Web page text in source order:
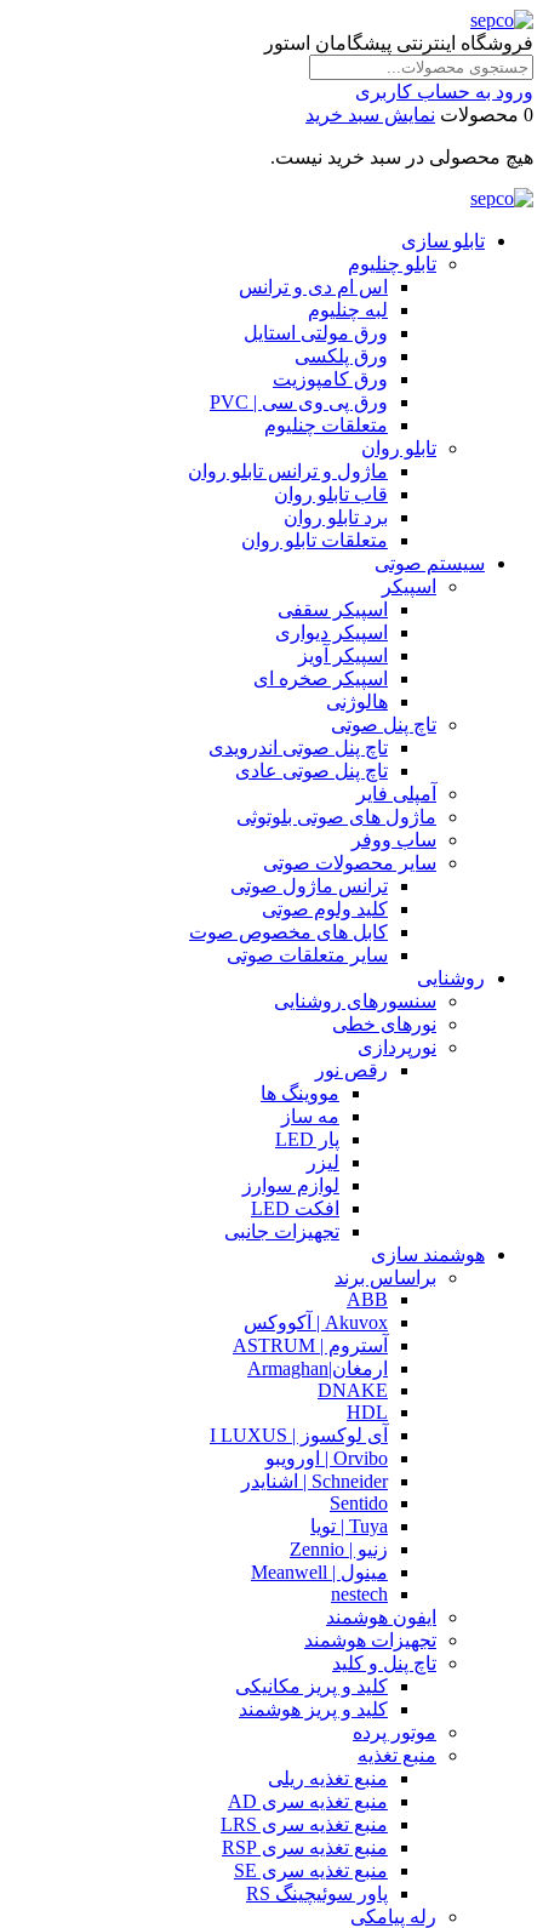
فروشگاه اینترنتی پیشگامان استور
ورود به حساب کاربری
0 محصولات
نمایش سبد خرید
هیچ محصولی در سبد خرید نیست.
تابلو سازی
تابلو چنلیوم
اس ام دی و ترانس
لبه چنلیوم
ورق مولتی استایل
ورق پلکسی
ورق کامپوزیت
ورق پی وی سی | PVC
متعلقات چنلیوم
تابلو روان
ماژول و ترانس تابلو روان
قاب تابلو روان
برد تابلو روان
متعلقات تابلو روان
سیستم صوتی
اسپیکر
اسپیکر سقفی
اسپیکر دیواری
اسپیکر آویز
اسپیکر صخره ای
هالوژنی
تاچ پنل صوتی
تاچ پنل صوتی اندرویدی
تاچ پنل صوتی عادی
آمپلی فایر
ماژول های صوتی بلوتوثی
ساب ووفر
سایر محصولات صوتی
ترانس ماژول صوتی
کلید ولوم صوتی
کابل های مخصوص صوت
سایر متعلقات صوتی
روشنایی
سنسورهای روشنایی
نورهای خطی
نورپردازی
رقص نور
مووینگ ها
مه ساز
پار LED
لیزر
لوازم سوارز
افکت LED
تجهیزات جانبی
هوشمند سازی
براساس برند
ABB
Akuvox | آکووکس
آستروم | ASTRUM
ارمغان|Armaghan
DNAKE
HDL
آی لوکسوز | I LUXUS
Orvibo | اورویبو
Schneider | اشنایدر
Sentido
Tuya | تویا
زنیو | Zennio
مینول | Meanwell
nestech
ایفون هوشمند
تجهیزات هوشمند
تاچ پنل و کلید
کلید و پریز مکانیکی
کلید و پریز هوشمند
موتور پرده
منبع تغذیه
منبع تغذیه ریلی
منبع تغذیه سری AD
منبع تغذیه سری LRS
منبع تغذیه سری RSP
منبع تغذیه سری SE
پاور سوئیچینگ RS
رله پیامکی